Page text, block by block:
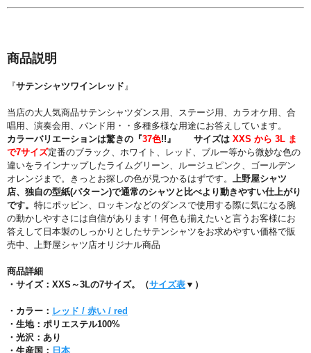
商品説明
『サテンシャツワインレッド 』
当店の大人気商品サテンシャツダンス用、ステージ用、カラオケ用、合
唱用、演奏会用、バンド用・・多種多様な用途にお答えしています。
カラーバリエーションは驚きの『37色!!』 サイズは XXS から 3L ま
で7サイズ定番のブラック、ホワイト、レッド、ブルー等から微妙な色の
違いをラインナップしたライムグリーン、ルージュピンク、ゴールデン
オレンジまで。きっとお探しの色が見つかるはずです。
上野屋シャツ
店、独自の型紙(パターン)で通常のシャツと比べより動きやすい仕上がり
です。 特にポッピン、ロッキンなどのダンスで使用する際に気になる腕
の動かしやすさには自信があります！何色も揃えたいと言うお客様にお
答えして日本製のしっかりとしたサテンシャツをお求めやすい価格で販
売中、上野屋シャツ店オリジナル商品
商品詳細
・サイズ：XXS～3Lの7サイズ。（サイズ表▼）
・カラー： レッド / 赤い / red
・生地：ポリエステル100%
・光沢：あり
・生産国： 日本